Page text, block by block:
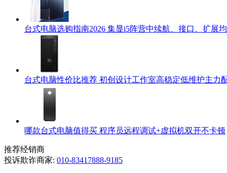
台式电脑选购指南2026 集显i5阵营中续航、接口、扩展
台式电脑性价比推荐 初创设计工作室高稳定低维护主力
哪款台式电脑值得买 程序员远程调试+虚拟机双开不卡顿
推荐经销商
投诉欺诈商家: 010-83417888-9185